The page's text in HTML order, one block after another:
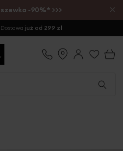
-90%* >>> ×
już od 299 zł